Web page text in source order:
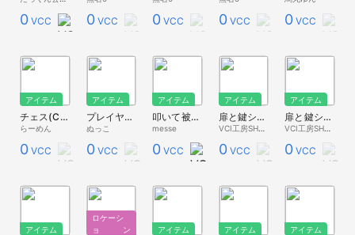
0 VCC 0 VCC 0 VCC 0 VCC 0 VCC
アイテム
チェス(CPU対戦)
らーめん
0 VCC
アイテム
プレイヤー放送用ボード
ぬっこ
0 VCC
アイテム
叩いて被ってじゃんけんぽん
messe
0 VCC
アイテム
扉と鍵シリーズ④『暗号の出る銅像』ver.5.00
VCI工房SHOP
0 VCC
アイテム
扉と鍵シリーズ③『動く本棚』ver.5.00
0 VCC
アイテム
ロケーシ
ョン
アイテム アイテム アイテム